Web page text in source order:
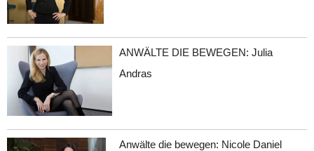
ANWÄLTE DIE BEWEGEN: Julia
Andras
Anwälte die bewegen: Nicole Daniel